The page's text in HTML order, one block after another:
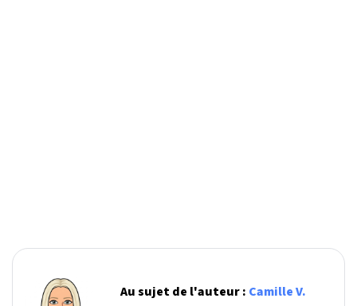
Au sujet de l'auteur : Camille V.